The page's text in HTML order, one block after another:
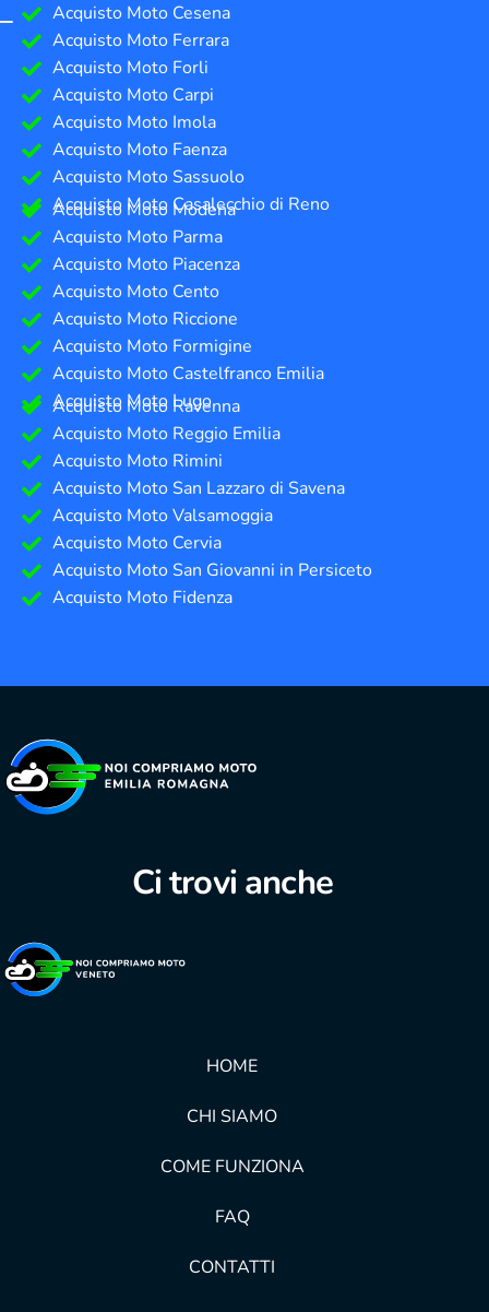
Acquisto Moto Cesena
Acquisto Moto Ferrara
Acquisto Moto Forli
Acquisto Moto Carpi
Acquisto Moto Imola
Acquisto Moto Faenza
Acquisto Moto Sassuolo
Acquisto Moto Casalecchio di Reno
Acquisto Moto Modena
Acquisto Moto Parma
Acquisto Moto Piacenza
Acquisto Moto Cento
Acquisto Moto Riccione
Acquisto Moto Formigine
Acquisto Moto Castelfranco Emilia
Acquisto Moto Lugo
Acquisto Moto Ravenna
Acquisto Moto Reggio Emilia
Acquisto Moto Rimini
Acquisto Moto San Lazzaro di Savena
Acquisto Moto Valsamoggia
Acquisto Moto Cervia
Acquisto Moto San Giovanni in Persiceto
Acquisto Moto Fidenza
Ci trovi anche
HOME
CHI SIAMO
COME FUNZIONA
FAQ
CONTATTI